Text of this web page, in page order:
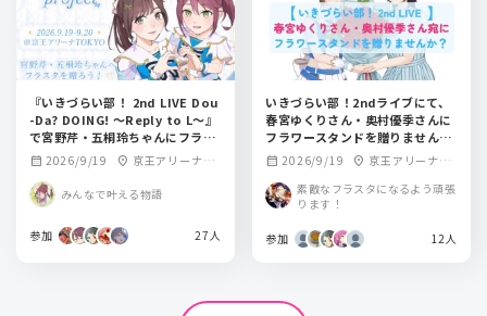
『いきづらい部！ 2nd LIVE Dou
-Da? DOING! ～Reply to L～』
で宮野芹・五桐玲ちゃんにフラワ
ースタンドを贈りませんか？‪‪🫶
calendar_month 2026/9/19 location_on 京王アリーナTO
みんなで叶える物語
参加 27人
いきづらい部！2ndライブにて、
春宮ゆくりさん・奥村優季さんに
フラワースタンドを贈りません
か？
calendar_month 2026/9/19 location_on 京王アリーナTO
素敵なフラスタになるよう頑張
ります！
参加 12人